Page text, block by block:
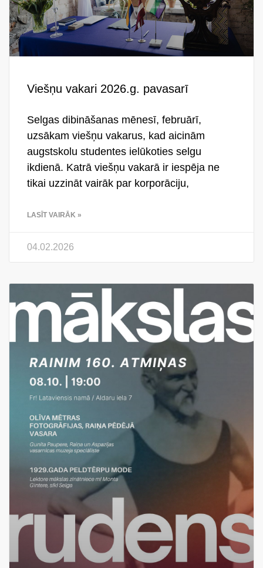
Viešņu vakari 2026.g. pavasarī
Selgas dibināšanas mēnesī, februārī,
uzsākam viešņu vakarus, kad aicinām
augstskolu studentes ielūkoties selgu
ikdienā. Katrā viešņu vakarā ir iespēja ne
tikai uzzināt vairāk par korporāciju,
LASĪT VAIRĀK »
04.02.2026